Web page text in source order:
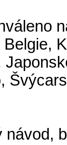
návod,